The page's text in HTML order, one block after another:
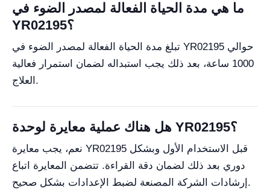
ما هي مدة الحياة الفعالة لمصدر الضوء في
YR02195؟
تبلغ مدة الحياة الفعالة لمصدر الضوء في YR02195 حوالي
1000 ساعة، بعد ذلك يجب استبداله لضمان استمرار فعالية
العلاج.
هل هناك عملية معايرة لوحدة YR02195؟
نعم، يجب معايرة YR02195 قبل الاستخدام الأول وبشكل
دوري بعد ذلك لضمان دقة القراءة. تتضمن المعايرة اتباع
إرشادات الشركة المصنعة لضبط الإعدادات بشكل صحيح.